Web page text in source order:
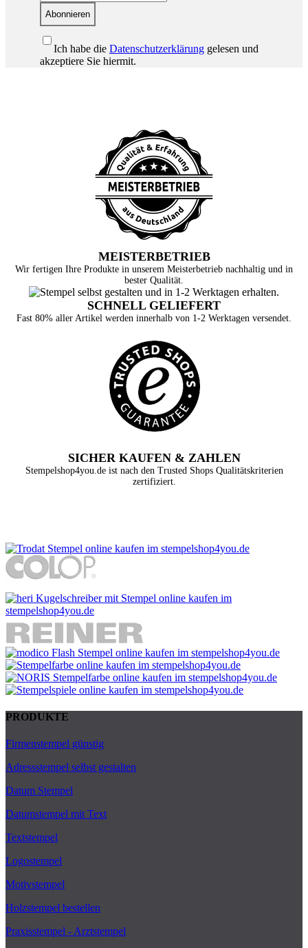
Abonnieren
Ich habe die Datenschutzerklärung gelesen und
akzeptiere Sie hiermit.
MEISTERBETRIEB
Wir fertigen Ihre Produkte in unserem Meisterbetrieb nachhaltig und in
bester Qualität.
SCHNELL GELIEFERT
Fast 80% aller Artikel werden innerhalb von 1-2 Werktagen versendet.
SICHER KAUFEN & ZAHLEN
Stempelshop4you.de ist nach den Trusted Shops Qualitätskriterien
zertifiziert.
PRODUKTE
Firmenstempel günstig
Adressstempel selbst gestalten
Datum Stempel
Datumstempel mit Text
Textstempel
Logostempel
Motivstempel
Holzstempel bestellen
Praxisstempel - Arztstempel